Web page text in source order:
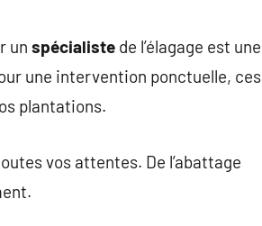
un spécialiste de l’élagage est une
une intervention ponctuelle, ces
plantations.
vos attentes. De l’abattage